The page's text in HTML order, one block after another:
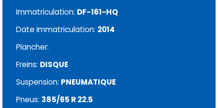
Immatriculation: DF-161-HQ
Date Immatriculation: 2014
Plancher:
Freins: DISQUE
Suspension: PNEUMATIQUE
Pneus: 385/65 R 22.5